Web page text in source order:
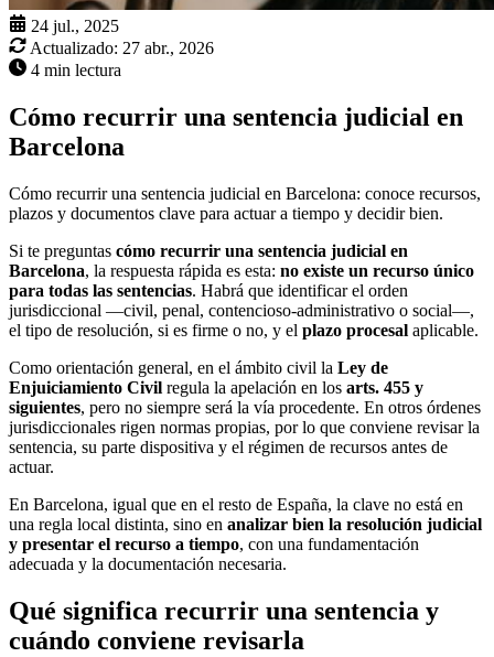
24 jul., 2025
Actualizado: 27 abr., 2026
4 min lectura
Cómo recurrir una sentencia judicial en
Barcelona
Cómo recurrir una sentencia judicial en Barcelona: conoce recursos,
plazos y documentos clave para actuar a tiempo y decidir bien.
Si te preguntas cómo recurrir una sentencia judicial en
Barcelona, la respuesta rápida es esta: no existe un recurso único
para todas las sentencias. Habrá que identificar el orden
jurisdiccional —civil, penal, contencioso-administrativo o social—,
el tipo de resolución, si es firme o no, y el plazo procesal aplicable.
Como orientación general, en el ámbito civil la Ley de
Enjuiciamiento Civil regula la apelación en los arts. 455 y
siguientes, pero no siempre será la vía procedente. En otros órdenes
jurisdiccionales rigen normas propias, por lo que conviene revisar la
sentencia, su parte dispositiva y el régimen de recursos antes de
actuar.
En Barcelona, igual que en el resto de España, la clave no está en
una regla local distinta, sino en analizar bien la resolución judicial
y presentar el recurso a tiempo, con una fundamentación
adecuada y la documentación necesaria.
Qué significa recurrir una sentencia y
cuándo conviene revisarla